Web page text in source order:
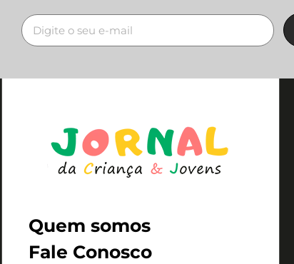
Quem somos
Fale Conosco